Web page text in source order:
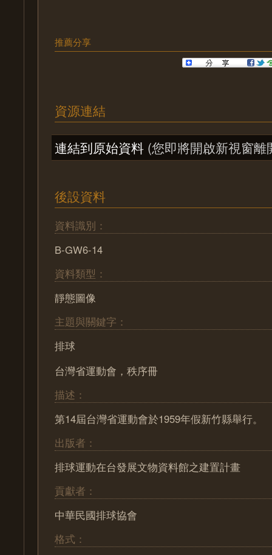
推薦分享
資源連結
連結到原始資料 (您即將開啟新視窗離
後設資料
資料識別：
B-GW6-14
資料類型：
靜態圖像
主題與關鍵字：
排球
台灣省運動會，秩序冊
描述：
第14屆台灣省運動會於1959年假新竹縣舉行。
出版者：
排球運動在台發展文物資料館之建置計畫
貢獻者：
中華民國排球協會
格式：